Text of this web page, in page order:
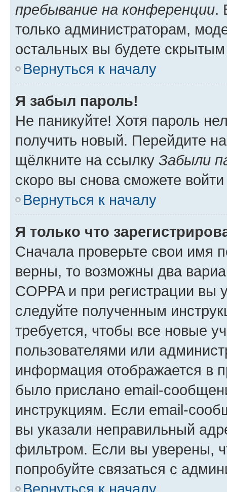
пребывание на конференции.
только администраторам,
остальных вы будете
Вернуться к началу
Я забыл пароль!
Не паникуйте! Хотя пароль
получить новый. Перейдите
щёлкните на ссылку Забыли
скоро вы снова сможете
Вернуться к началу
Я только что
Сначала проверьте свои имя
верны, то возможны два
COPPA и при регистрации вы
следуйте полученным
требуется, чтобы все новые
пользователями или
информация отображается в
было прислано email-
инструкциям. Если email-
вы указали неправильный
фильтром. Если вы уверены,
попробуйте связаться с
Вернуться к началу